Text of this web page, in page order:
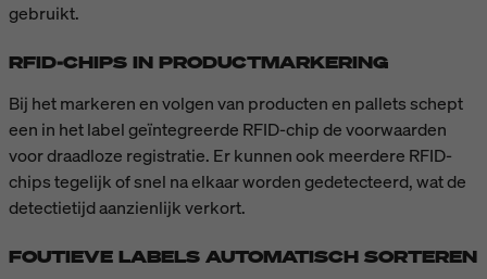
gebruikt.
RFID-CHIPS IN PRODUCTMARKERING
Bij het markeren en volgen van producten en pallets schept
een in het label geïntegreerde RFID-chip de voorwaarden
voor draadloze registratie. Er kunnen ook meerdere RFID-
chips tegelijk of snel na elkaar worden gedetecteerd, wat de
detectietijd aanzienlijk verkort.
FOUTIEVE LABELS AUTOMATISCH SORTEREN